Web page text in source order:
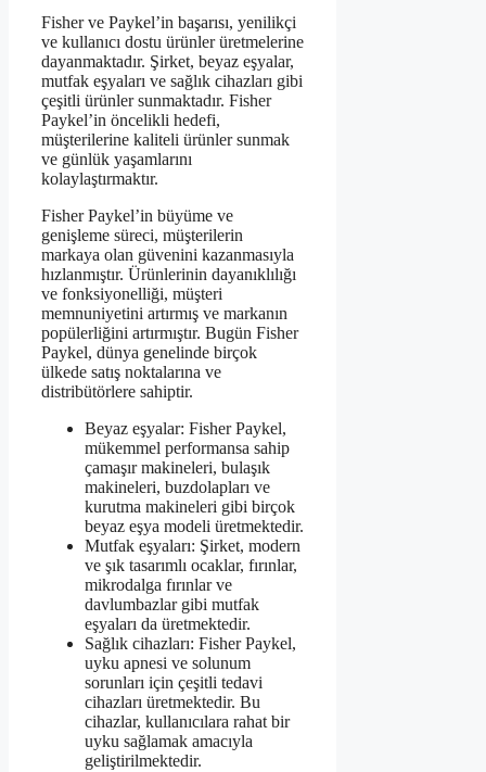
Fisher ve Paykel’in başarısı, yenilikçi
ve kullanıcı dostu ürünler üretmelerine
dayanmaktadır. Şirket, beyaz eşyalar,
mutfak eşyaları ve sağlık cihazları gibi
çeşitli ürünler sunmaktadır. Fisher
Paykel’in öncelikli hedefi,
müşterilerine kaliteli ürünler sunmak
ve günlük yaşamlarını
kolaylaştırmaktır.
Fisher Paykel’in büyüme ve
genişleme süreci, müşterilerin
markaya olan güvenini kazanmasıyla
hızlanmıştır. Ürünlerinin dayanıklılığı
ve fonksiyonelliği, müşteri
memnuniyetini artırmış ve markanın
popülerliğini artırmıştır. Bugün Fisher
Paykel, dünya genelinde birçok
ülkede satış noktalarına ve
distribütörlere sahiptir.
Beyaz eşyalar: Fisher Paykel,
mükemmel performansa sahip
çamaşır makineleri, bulaşık
makineleri, buzdolapları ve
kurutma makineleri gibi birçok
beyaz eşya modeli üretmektedir.
Mutfak eşyaları: Şirket, modern
ve şık tasarımlı ocaklar, fırınlar,
mikrodalga fırınlar ve
davlumbazlar gibi mutfak
eşyaları da üretmektedir.
Sağlık cihazları: Fisher Paykel,
uyku apnesi ve solunum
sorunları için çeşitli tedavi
cihazları üretmektedir. Bu
cihazlar, kullanıcılara rahat bir
uyku sağlamak amacıyla
geliştirilmektedir.